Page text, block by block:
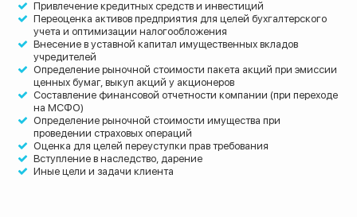
Привлечение кредитных средств и инвестиций
Переоценка активов предприятия для целей бухгалтерского
учета и оптимизации налогообложения
Внесение в уставной капитал имущественных вкладов
учредителей
Определение рыночной стоимости пакета акций при эмиссии
ценных бумаг, выкуп акций у акционеров
Составление финансовой отчетности компании (при переходе
на МСФО)
Определение рыночной стоимости имущества при
проведении страховых операций
Оценка для целей переуступки прав требования
Вступление в наследство, дарение
Иные цели и задачи клиента